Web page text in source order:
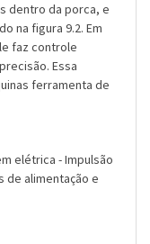
dentro da porca, e
na figura 9.2. Em
faz controle
Essa
ferramenta de
elétrica - Impulsão
de alimentação e